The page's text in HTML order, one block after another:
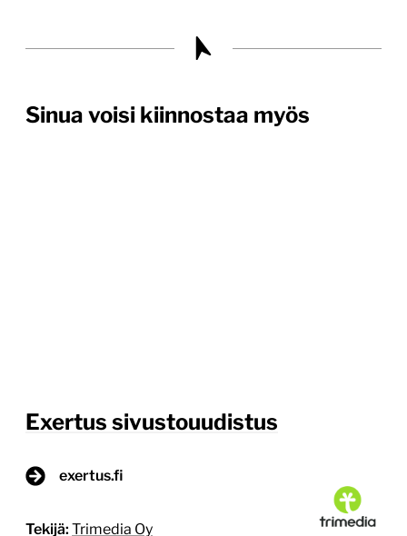
Sinua voisi kiinnostaa myös
Exertus sivustouudistus
exertus.fi
Tekijä: Trimedia Oy